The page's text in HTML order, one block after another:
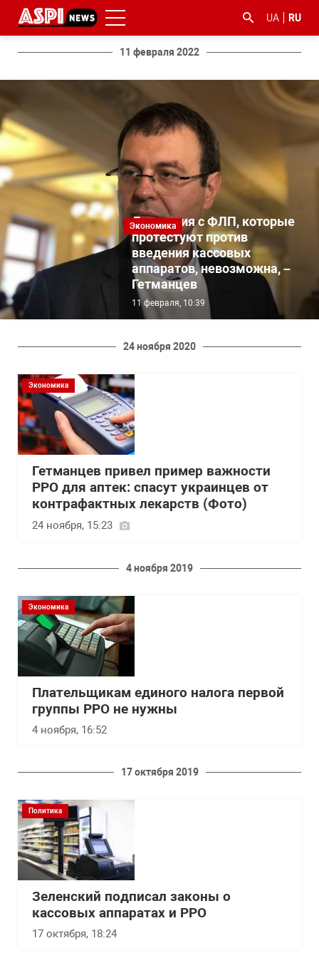
UA RU
11 февраля 2022
Экономика
Дискуссия с ФЛП, которые
протестуют против
введения кассовых
аппаратов, невозможна, –
Гетманцев
11 февраля, 10:39
24 ноября 2020
Экономика
Гетманцев привел пример важности
РРО для аптек: спасут украинцев от
контрафактных лекарств (Фото)
24 ноября, 15:23
4 ноября 2019
Экономика
Плательщикам единого налога первой
группы РРО не нужны
4 ноября, 16:52
17 октября 2019
Политика
Зеленский подписал законы о
кассовых аппаратах и РРО
17 октября, 18:24
#ООС
#боротьба
з
корупцією
#гфс #Киев #коронавірус